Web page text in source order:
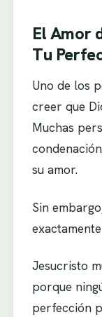
El Amor
Tu
Uno de los
creer que
Muchas
su amor.
Sin
Jesucristo
porque
perfección